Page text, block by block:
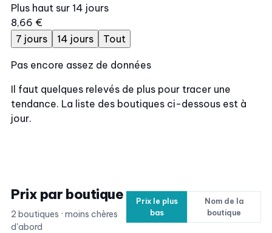
Plus haut sur 14 jours
8,66 €
7 jours
14 jours Tout
Pas encore assez de données
Il faut quelques relevés de plus pour tracer une
tendance. La liste des boutiques ci-dessous est à
jour.
Prix par boutique
2 boutiques · moins chères
d'abord
Prix le plus
bas
Nom de la
boutique